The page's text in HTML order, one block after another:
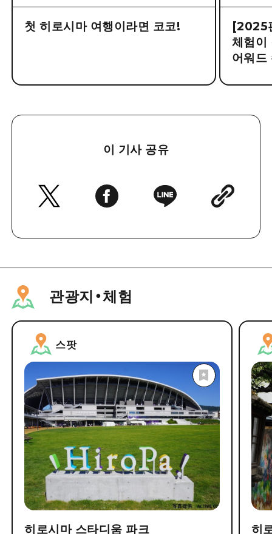
첫 히로시마 여행이라면 코코!
[2025
체험이
어워드
이 기사 공유
관광지・체험
스팟
히로시마 스타디움 파크
히